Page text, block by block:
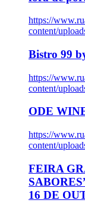
https://
content/
Bistro 99
https://
content/
ODE
https://
content/
FEIRA
16 DE